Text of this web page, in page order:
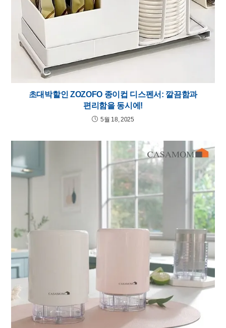
초대박할인 ZOZOFO 종이컵 디스펜서: 깔끔함과
편리함을 동시에!
5월 18, 2025